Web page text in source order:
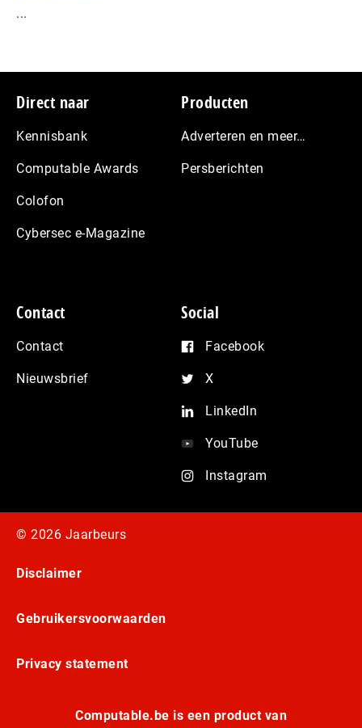
...
Footer
Direct naar
Kennisbank
Computable Awards
Colofon
Cybersec e-Magazine
Producten
Adverteren en meer…
Persberichten
Contact
Contact
Nieuwsbrief
Social
Facebook
X
LinkedIn
YouTube
Instagram
© 2026 Jaarbeurs
Disclaimer
Gebruikersvoorwaarden
Privacy statement
Computable.be is een product van